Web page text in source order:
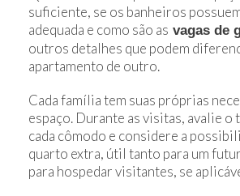
suficiente, se os banheiros
adequada e como são as vagas de
outros detalhes que podem
apartamento de outro.
Cada família tem suas próprias
espaço. Durante as visitas, avalie o
cada cômodo e considere a
quarto extra, útil tanto para um
para hospedar visitantes, se